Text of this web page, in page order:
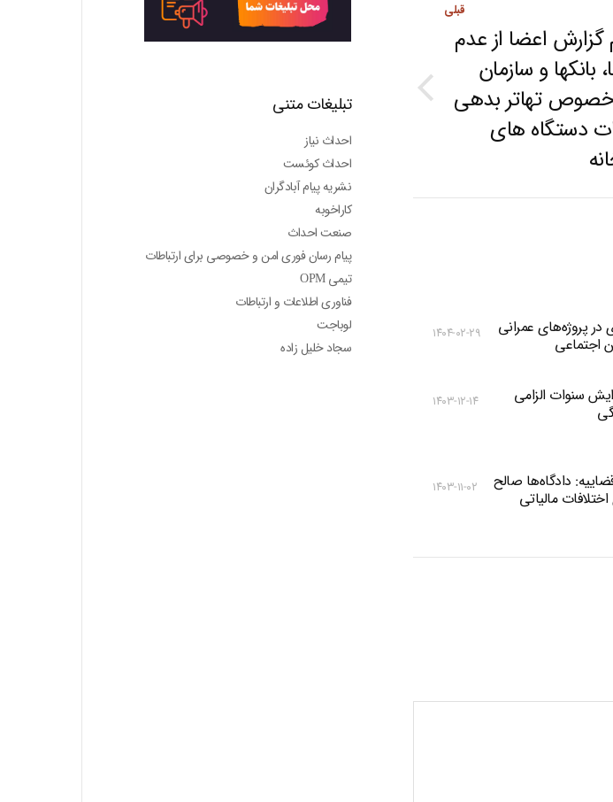
قبلی
Previous
اعضا از عدم
بانکها و سازمان
خصوص تهاتر بدهی
دستگاه های
پروژه‌های عمرانی
اجتماعی
۱۴۰۴-۰۲-۲۹
سنوات الزامی
۱۴۰۳-۱۲-۱۴
دادگاه‌‌ها صالح
مالیاتی
۱۴۰۳-۱۱-۰۲
تبلیغات متنی
احداث نیاز
احداث کوئست
نشریه پیام آبادگران
کاراخوبه
صنعت احداث
پیام رسان فوری امن و خصوصی برای ارتباطات
تیمی OPM
فناوری اطلاعات و ارتباطات
لوباجت
سجاد خلیل زاده